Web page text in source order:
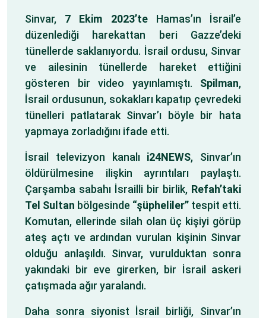
Sinvar, 7 Ekim 2023’teHamas’ın İsrail’e
düzenlediği harekattan beri Gazze’deki
tünellerde saklanıyordu. İsrail ordusu, Sinvar
ve ailesinin tünellerde hareket ettiğini
gösteren bir video yayınlamıştı. Spilman,
İsrail ordusunun, sokakları kapatıp çevredeki
tünelleri patlatarak Sinvar’ı böyle bir hata
yapmaya zorladığını ifade etti.
İsrail televizyon kanalı i24NEWS, Sinvar’ın
öldürülmesine ilişkin ayrıntıları paylaştı.
Çarşamba sabahı İsrailli bir birlik, Refah’taki
Tel Sultan bölgesinde “şüpheliler” tespit etti.
Komutan, ellerinde silah olan üç kişiyi görüp
ateş açtı ve ardından vurulan kişinin Sinvar
olduğu anlaşıldı. Sinvar, vurulduktan sonra
yakındaki bir eve girerken, bir İsrail askeri
çatışmada ağır yaralandı.
Daha sonra siyonist İsrail birliği, Sinvar’ın